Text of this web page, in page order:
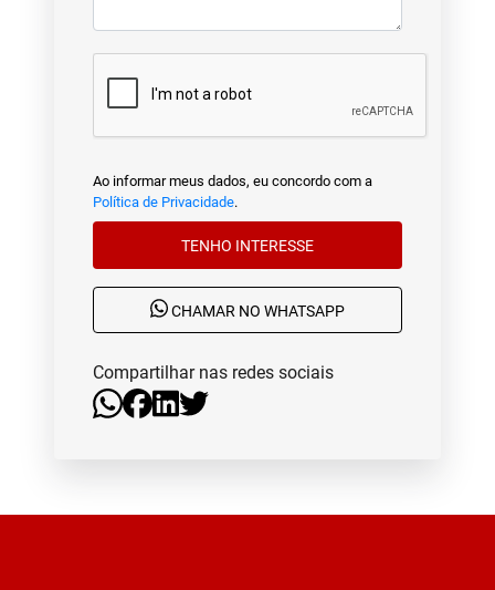
Ao informar meus dados, eu concordo com a
Política de Privacidade.
TENHO INTERESSE
CHAMAR NO WHATSAPP
Compartilhar nas redes sociais